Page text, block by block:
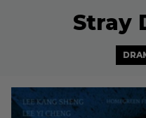
Stray